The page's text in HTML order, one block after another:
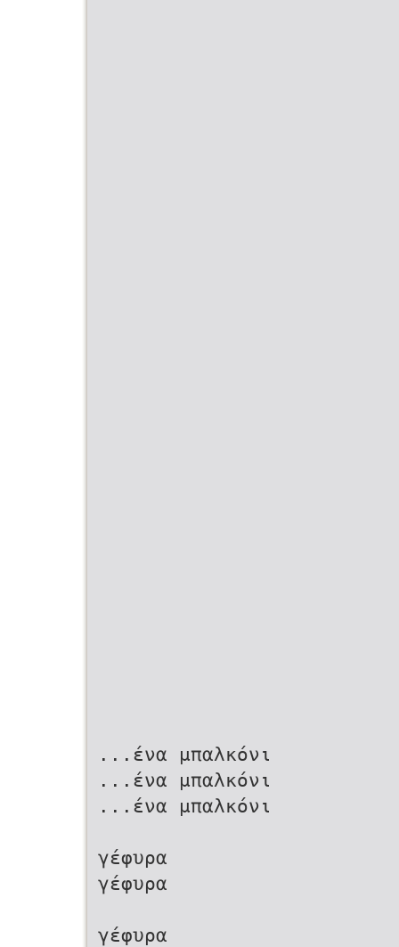
...ένα μπαλκόνι
...ένα μπαλκόνι
...ένα μπαλκόνι
γέφυρα
γέφυρα
γέφυρα